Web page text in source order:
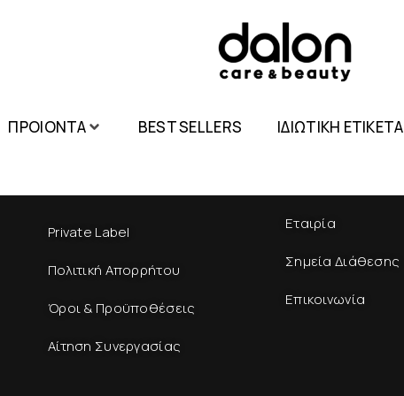
ΠΡΟΙΟΝΤΑ BEST SELLERS ΙΔΙΩΤΙΚΗ ΕΤΙΚΕΤΑ
Private Label
Πολιτική Απορρήτου
Όροι & Προϋποθέσεις
Αίτηση Συνεργασίας
Εταιρία
Σημεία Διάθεσης
Επικοινωνία